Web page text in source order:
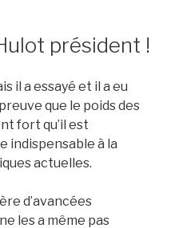
président !
il a essayé et il a eu
que le poids des
fort qu’il est
indispensable à la
actuelles.
d’avancées
les a même pas